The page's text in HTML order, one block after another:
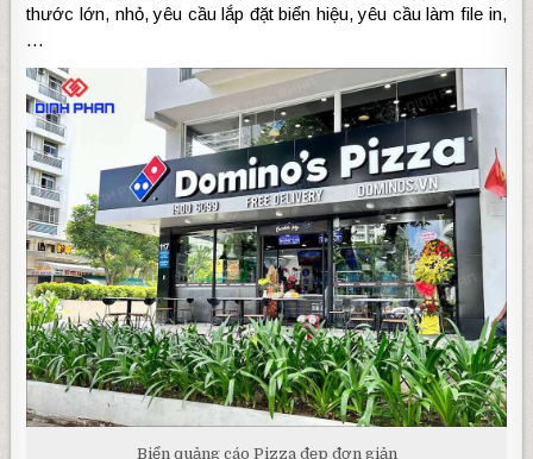
thước lớn, nhỏ, yêu cầu lắp đặt biển hiệu, yêu cầu làm file in,
…
Biển quảng cáo Pizza đẹp đơn giản